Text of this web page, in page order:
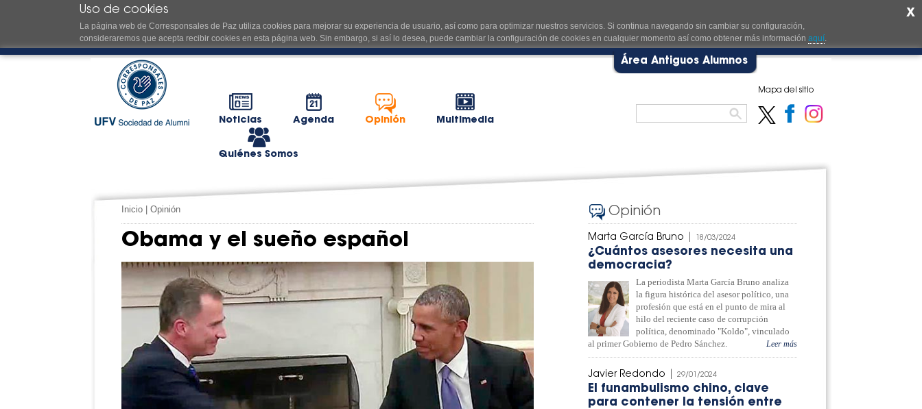
X
Uso de cookies
La página web de Corresponsales de Paz utiliza cookies para mejorar su experiencia de usuario, así como para optimizar nuestros servicios. Si continua navegando sin cambiar su configuración,
consideraremos que acepta recibir cookies en esta página web. Sin embargo, si así lo desea, puede cambiar la configuración de cookies en cualquier momento así como obtener más informaciónaquí.
Área Antiguos Alumnos
Noticias Agenda Opinión Multimedia
Quiénes Somos
Mapa del sitio
Inicio Opinión
Obama y el sueño español
Opinión
Marta García Bruno 18/03/2024
¿Cuántos asesores necesita una
democracia?
La periodista Marta García Bruno analiza
la figura histórica del asesor político, una
profesión que está en el punto de mira al
hilo del reciente caso de corrupción
política, denominado "Koldo", vinculado
al primer Gobierno de Pedro Sánchez.
Leer más
Javier Redondo 29/01/2024
El funambulismo chino, clave
para contener la tensión entre